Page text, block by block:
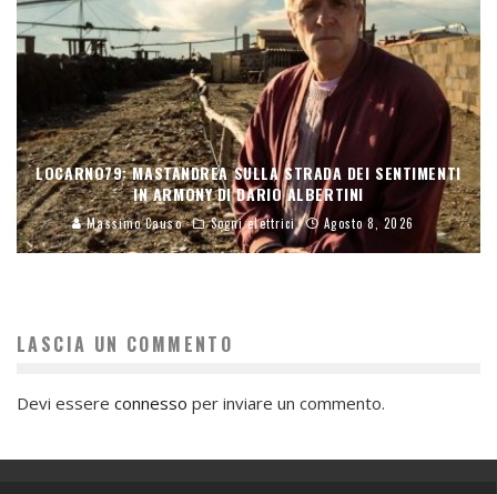
LOCARNO79: MASTANDREA SULLA STRADA DEI SENTIMENTI
IN ARMONY DI DARIO ALBERTINI
Massimo Causo Sogni elettrici Agosto 8, 2026
LASCIA UN COMMENTO
Devi essere connesso per inviare un commento.